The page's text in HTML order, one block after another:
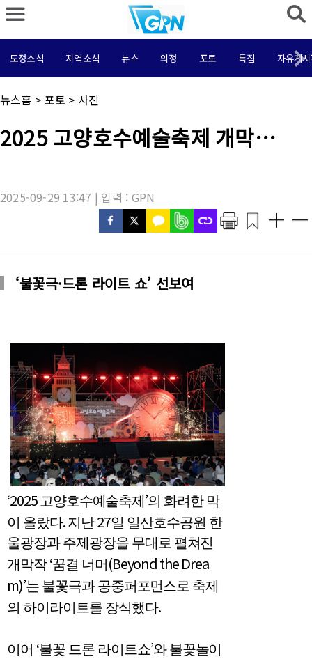
도정소식 지역소식 뉴스 의정 포토 특집 자유게
채
널
:
뉴스홈 > 포토 > 사진
기
사
2025 고양호수예술축제 개막…
2025-09-29 13:47 | 입력 : GPN
‘불꽃극·드론 라이트 쇼’ 선보여
‘2025 고양호수예술축제 ’의 화려한 막
이 올랐다.지난27일 일산호수공원 한
울광장과 주제광장을 무대로 펼쳐진
개막작‘꿈결 너머 (Beyond the Drea
m)’는 불꽃극과 공중퍼포먼스로 축제
의 하이라이트를 장식했다.
이어 ‘불꽃 드론 라이트쇼’와 불꽃놀이